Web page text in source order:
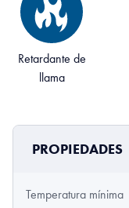
Retardante de
llama
PROPIEDADES
Temperatura mínima